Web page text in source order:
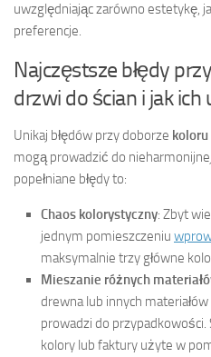
uwzględniając zarówno estetykę,
preferencje.
Najczęstsze błędy
drzwi do ścian i jak ich
Unikaj błędów przy doborze
mogą prowadzić do
popełniane błędy to:
Chaos kolorystyczny: Zbyt
jednym pomieszczeniu
maksymalnie trzy główne
Mieszanie różnych
drewna lub innych
prowadzi do
kolory lub faktury użyte w